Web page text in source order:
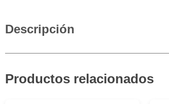
Descripción
Productos relacionados